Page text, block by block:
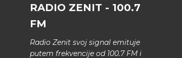
RADIO ZENIT - 100.7
FM
Radio Zenit svoj signal emituje
putem frekvencije od 100.7 FM i